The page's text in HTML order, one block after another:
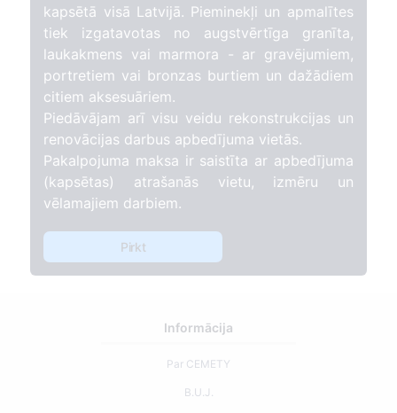
kapsētā visā Latvijā. Pieminekļi un apmalītes
tiek izgatavotas no augstvērtīga granīta,
laukakmens vai marmora - ar gravējumiem,
portretiem vai bronzas burtiem un dažādiem
citiem aksesuāriem.
Piedāvājam arī visu veidu rekonstrukcijas un
renovācijas darbus apbedījuma vietās.
Pakalpojuma maksa ir saistīta ar apbedījuma
(kapsētas) atrašanās vietu, izmēru un
vēlamajiem darbiem.
Pirkt
Informācija
Par CEMETY
B.U.J.